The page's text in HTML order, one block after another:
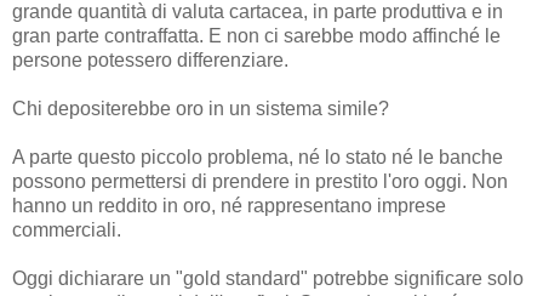
grande quantità di valuta cartacea, in parte produttiva e in
gran parte contraffatta. E non ci sarebbe modo affinché le
persone potessero differenziare.
Chi depositerebbe oro in un sistema simile?
A parte questo piccolo problema, né lo stato né le banche
possono permettersi di prendere in prestito l'oro oggi. Non
hanno un reddito in oro, né rappresentano imprese
commerciali.
Oggi dichiarare un "gold standard" potrebbe significare solo